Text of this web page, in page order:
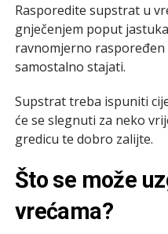
Rasporedite supstrat u
gnječenjem poput
ravnomjerno raspoređen
samostalno stajati.
Supstrat treba ispuniti
će se slegnuti za neko
gredicu te dobro zalijte.
Što se može
vrećama?